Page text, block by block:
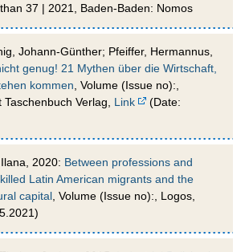
37 | 2021, Baden-Baden: Nomos
Johann-Günther; Pfeiffer, Hermannus,
genug! 21 Mythen über die Wirtschaft,
kommen , Volume (Issue no):,
Verlag, Link
(Date:
2020: Between professions and
Latin American migrants and the
capital , Volume (Issue no):, Logos,